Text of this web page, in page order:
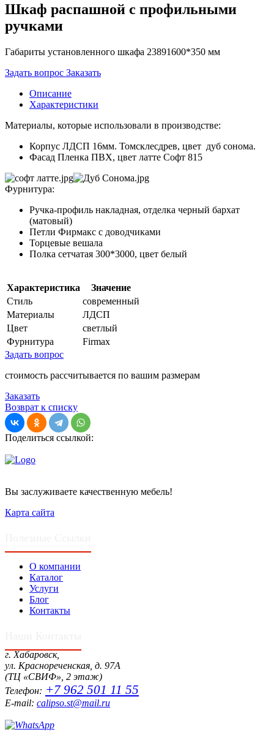
Шкаф распашной с профильными
ручками
Габариты установленного шкафа 23891600*350 мм
Задать вопрос Заказать
Описание
Характеристики
Материалы, которые использовали в производстве:
Корпус ЛДСП 16мм. Томсклесдрев, цвет дуб сонома.
Фасад Пленка ПВХ, цвет латте Софт 815
Фурнитура:
Ручка-профиль накладная, отделка черный бархат
(матовый)
Петли Фирмакс с доводчиками
Торцевые вешала
Полка сетчатая 300*3000, цвет белый
Характеристика
Значение
Стиль
современный
Материалы
ЛДСП
Цвет
светлый
Фурнитура
Firmax
Задать вопрос
стоимость рассчитывается по вашим размерам
Заказать
Возврат к списку
Поделиться ссылкой:
Вы заслуживаете качественную мебель!
Карта сайта
О компании
Каталог
Услуги
Блог
Контакты
г. Хабаровск,
ул. Краснореченская, д. 97А
(ТЦ «СВИФ», 2 этаж)
Телефон: +7 962 501 11 55
E-mail: calipso.st@mail.ru